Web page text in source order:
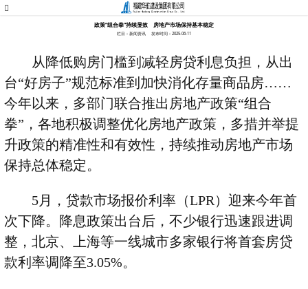
政策“组合拳”持续显效 房地产市场保持基本稳定
栏目：新闻资讯 发布时间：2025-06-11
从降低购房门槛到减轻房贷利息负担，从出
台“好房子”规范标准到加快消化存量商品房……
今年以来，多部门联合推出房地产政策“组合
拳”，各地积极调整优化房地产政策，多措并举提
升政策的精准性和有效性，持续推动房地产市场
保持总体稳定。
5月，贷款市场报价利率（LPR）迎来今年首
次下降。降息政策出台后，不少银行迅速跟进调
整，北京、上海等一线城市多家银行将首套房贷
款利率调降至3.05%。